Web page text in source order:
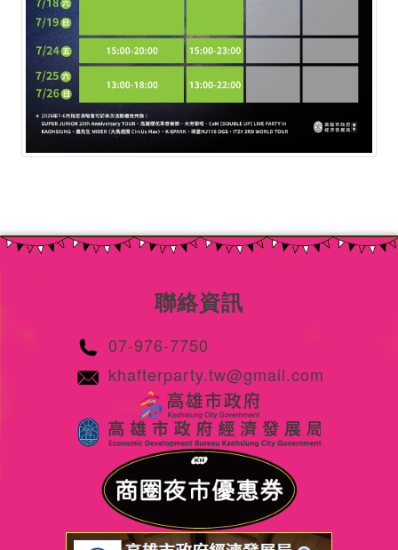
聯絡資訊
07-976-7750
khafterparty.tw@gmail.com